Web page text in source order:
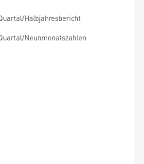
Halbjahresbericht
Neunmonatszahlen